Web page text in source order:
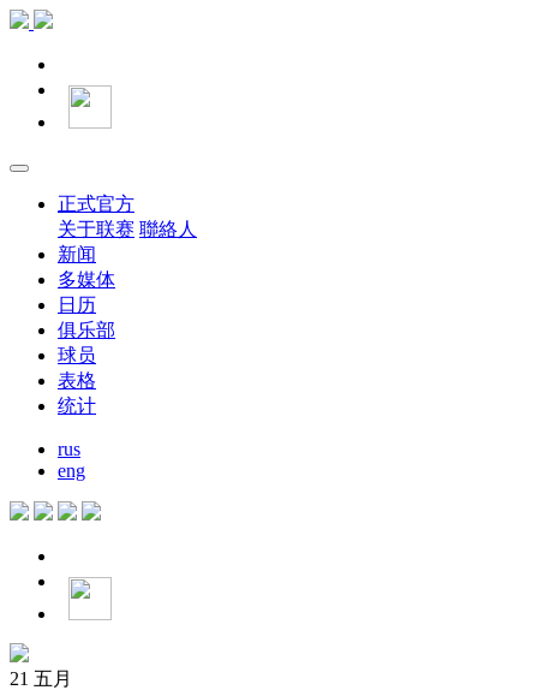
正式官方
关于联赛 聯絡人
新闻
多媒体
日历
俱乐部
球员
表格
统计
rus
eng
21 五月